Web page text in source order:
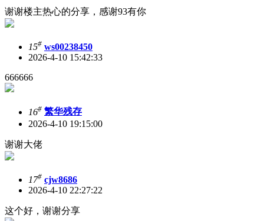
谢谢楼主热心的分享，感谢93有你
15# ws00238450
2026-4-10 15:42:33
666666
16# 繁华残存
2026-4-10 19:15:00
谢谢大佬
17# cjw8686
2026-4-10 22:27:22
这个好，谢谢分享